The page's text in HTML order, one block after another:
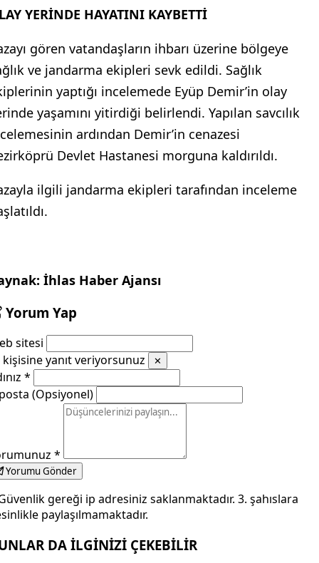
YERİNDE HAYATINI KAYBETTİ
gören vatandaşların ihbarı üzerine bölgeye
ve jandarma ekipleri sevk edildi. Sağlık
yaptığı incelemede Eyüp Demir’in olay
yaşamını yitirdiği belirlendi. Yapılan savcılık
ardından Demir’in cenazesi
Devlet Hastanesi morguna kaldırıldı.
ilgili jandarma ekipleri tarafından inceleme
İhlas Haber Ajansı
Yorum Yap
sitesi
kişisine yanıt veriyorsunuz
✕
*
(Opsiyonel)
*
Yorumu Gönder
gereği ip adresiniz saklanmaktadır. 3. şahıslara
paylaşılmamaktadır.
DA İLGİNİZİ ÇEKEBİLİR